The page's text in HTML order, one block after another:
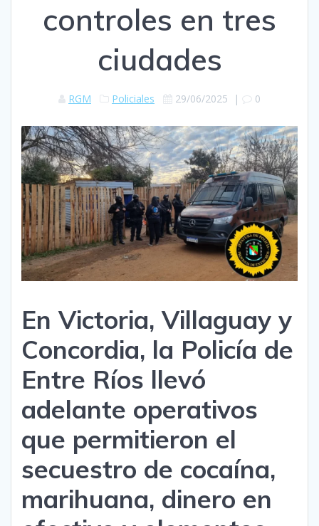
controles en tres
ciudades
RGM Policiales 29/06/2025 | 0
En Victoria, Villaguay y
Concordia, la Policía de
Entre Ríos llevó
adelante operativos
que permitieron el
secuestro de cocaína,
marihuana, dinero en